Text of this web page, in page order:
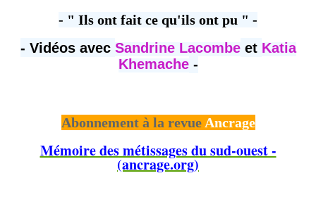
- " Ils ont fait ce qu'ils ont pu " -
- Vidéos avec Sandrine Lacombeet Katia
Khemache -
Abonnement à la revue Ancrage
Mémoire des métissages du sud-ouest -
(ancrage.org)